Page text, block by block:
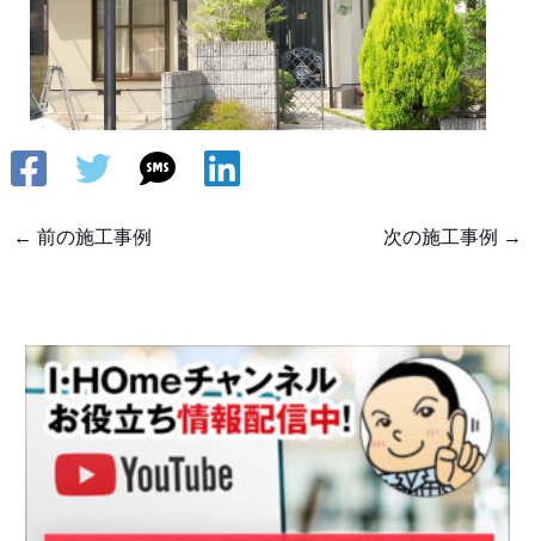
← 前の施工事例 次の施工事例 →